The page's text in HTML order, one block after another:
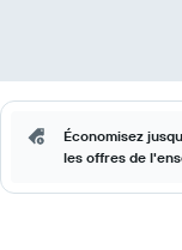
Économisez
les offres de